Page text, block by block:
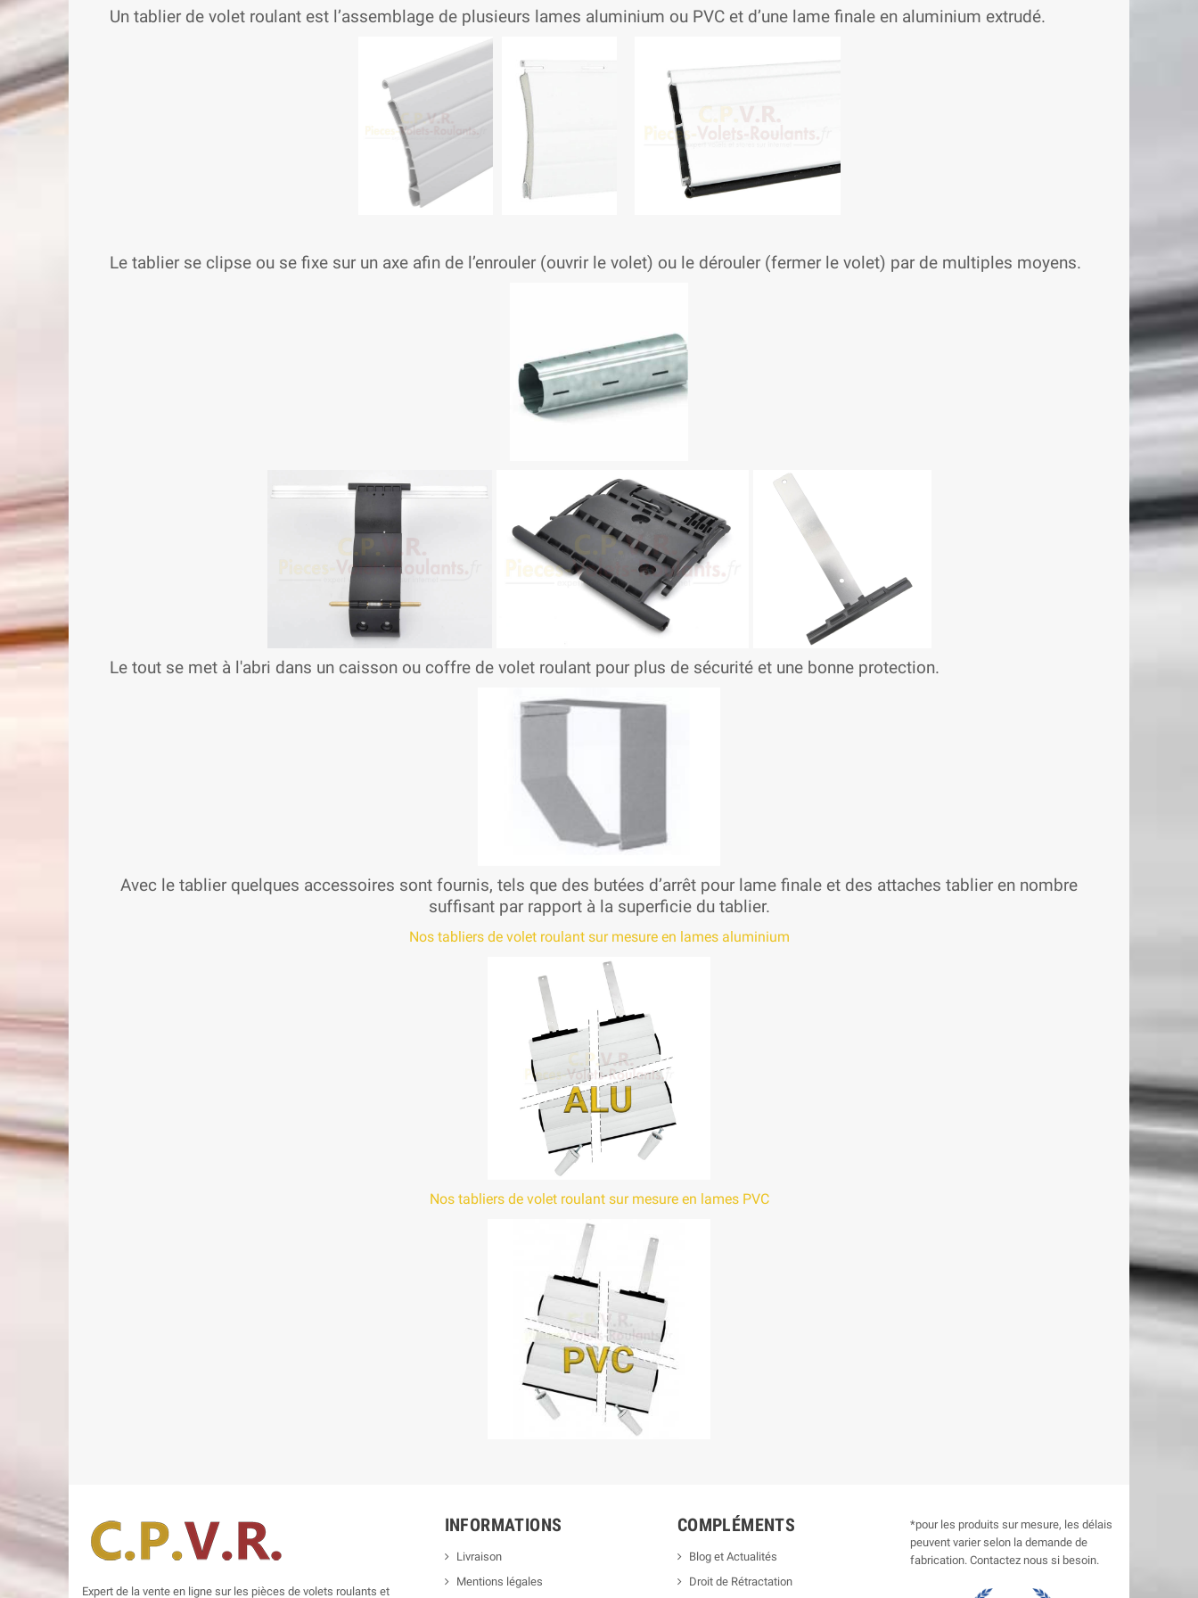
Un tablier de volet roulant est l’assemblage de plusieurs lames aluminium ou PVC et d’une lame finale en aluminium extrudé.
Le tablier se clipse ou se fixe sur un axe afin de l’enrouler (ouvrir le volet) ou le dérouler (fermer le volet) par de multiples moyens.
Le tout se met à l'abri dans un caisson ou coffre de volet roulant pour plus de sécurité et une bonne protection.
Avec le tablier quelques accessoires sont fournis, tels que des butées d’arrêt pour lame finale et des attaches tablier en nombre
suffisant par rapport à la superficie du tablier.
Nos tabliers de volet roulant sur mesure en lames aluminium
Nos tabliers de volet roulant sur mesure en lames PVC
Expert de la vente en ligne sur les pièces de volets roulants et
INFORMATIONS
Livraison
Mentions légales
COMPLÉMENTS
Blog et Actualités
Droit de Rétractation
*pour les produits sur mesure, les délais
peuvent varier selon la demande de
fabrication. Contactez nous si besoin.